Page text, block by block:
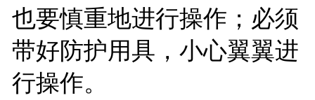
也要慎重地进行操作；必须
带好防护用具，小心翼翼进
行操作。